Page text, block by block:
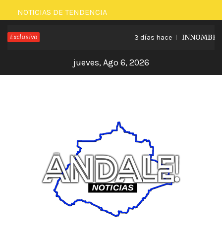
Saltar
al
contenido
NOTICIAS DE TENDENCIA
Exclusivo 3 días hace
jueves, Ago 6, 2026